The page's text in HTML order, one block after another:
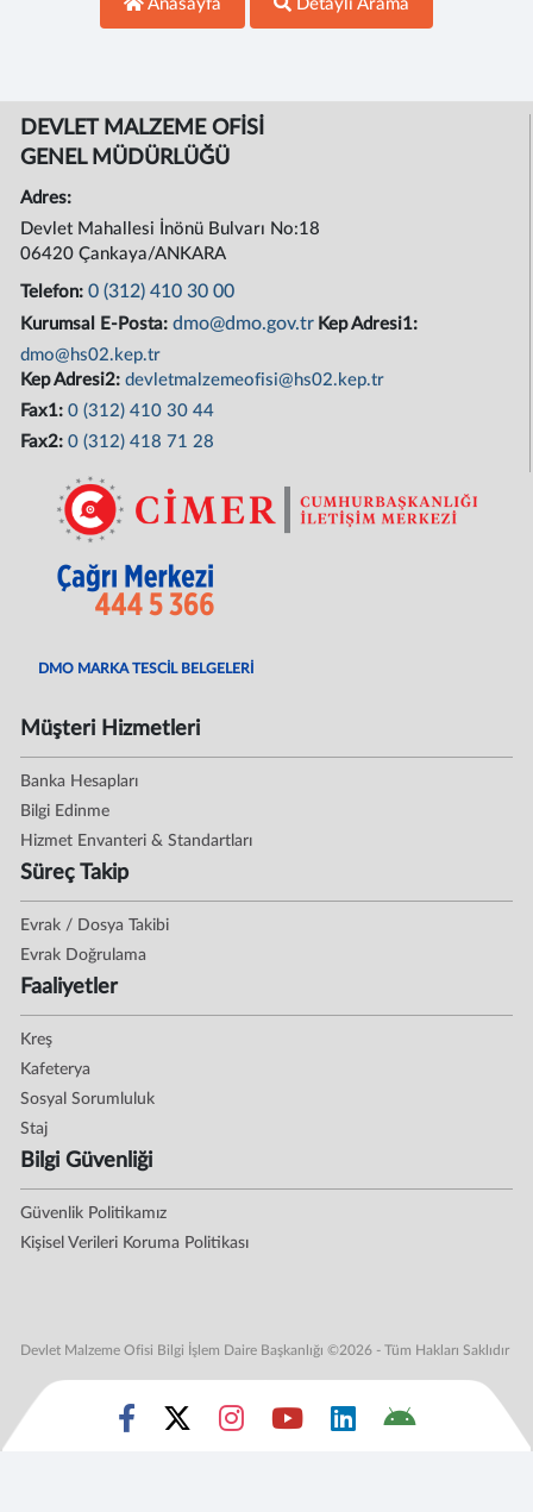
Anasayfa Detaylı Arama
DEVLET MALZEME OFİSİ
GENEL MÜDÜRLÜĞÜ
Adres:
Devlet Mahallesi İnönü Bulvarı No:18
06420 Çankaya/ANKARA
Telefon:0 (312) 410 30 00
Kurumsal E-Posta:dmo@dmo.gov.tr Kep Adresi1:
dmo@hs02.kep.tr
Kep Adresi2:devletmalzemeofisi@hs02.kep.tr
Fax1:0 (312) 410 30 44
Fax2:0 (312) 418 71 28
DMO MARKA TESCİL BELGELERİ
Müşteri Hizmetleri
Banka Hesapları
Bilgi Edinme
Hizmet Envanteri & Standartları
Süreç Takip
Evrak / Dosya Takibi
Evrak Doğrulama
Faaliyetler
Kreş
Kafeterya
Sosyal Sorumluluk
Staj
Bilgi Güvenliği
Güvenlik Politikamız
Kişisel Verileri Koruma Politikası
Devlet Malzeme Ofisi Bilgi İşlem Daire Başkanlığı ©2026 - Tüm Hakları Saklıdır